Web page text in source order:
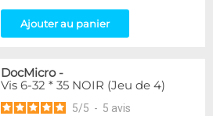
Ajouter au panier
DocMicro-
Vis 6-32 * 35 NOIR (Jeu de 4)
5/5 - 5 avis